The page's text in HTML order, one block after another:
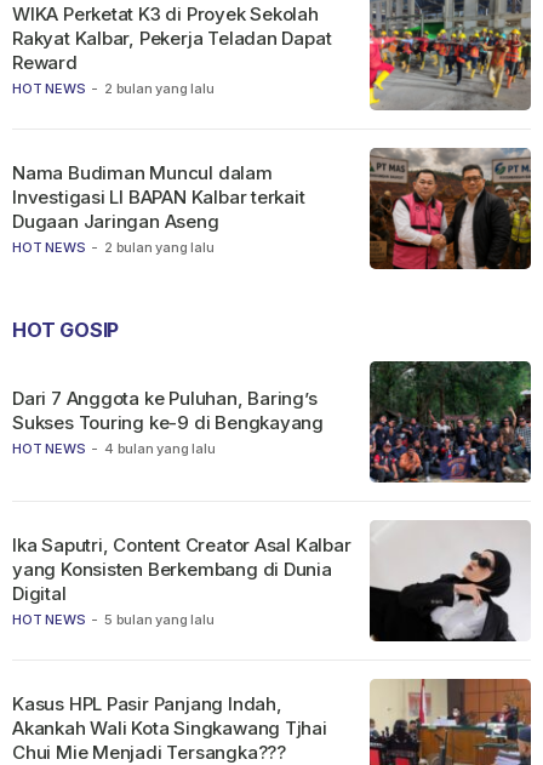
HOT NEWS - 2 bulan yang lalu
WIKA Perketat K3 di Proyek Sekolah
Rakyat Kalbar, Pekerja Teladan Dapat
Reward
HOT NEWS - 2 bulan yang lalu
Nama Budiman Muncul dalam
Investigasi LI BAPAN Kalbar terkait
Dugaan Jaringan Aseng
HOT GOSIP
HOT NEWS - 4 bulan yang lalu
Dari 7 Anggota ke Puluhan, Baring’s
Sukses Touring ke-9 di Bengkayang
HOT NEWS - 5 bulan yang lalu
Ika Saputri, Content Creator Asal Kalbar
yang Konsisten Berkembang di Dunia
Digital
Kasus HPL Pasir Panjang Indah,
Akankah Wali Kota Singkawang Tjhai
Chui Mie Menjadi Tersangka???